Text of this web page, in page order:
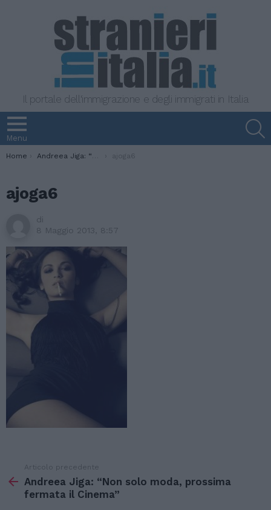
Il portale dell'immigrazione e degli immigrati in Italia
Menu
You are here:
Home Andreea Jiga: “Non solo moda, prossima fermata il Cinema” ajoga6
ajoga6
di
8 Maggio 2013, 8:57
di
Articolo precedente
Andreea Jiga: “Non solo moda, prossima
fermata il Cinema”